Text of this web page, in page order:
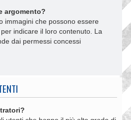
argomento?
immagini che possono essere
indicare il loro contenuto. La
dai permessi concessi